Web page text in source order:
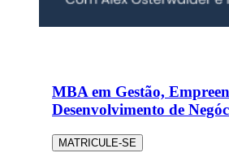
MBA em Gestão,
Desenvolvimento de
MATRICULE-SE